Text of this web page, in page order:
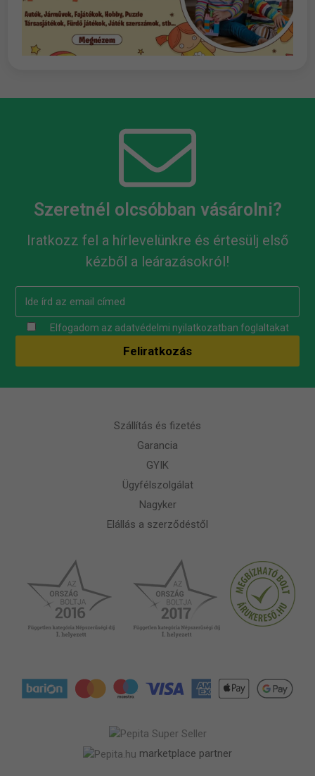
Szeretnél olcsóbban vásárolni?
Iratkozz fel a hírlevelünkre és értesülj első
kézből a leárazásokról!
Elfogadom az adatvédelmi nyilatkozatban foglaltakat
Szállítás és fizetés
Garancia
GYIK
Ügyfélszolgálat
Nagyker
Elállás a szerződéstől
marketplace partner